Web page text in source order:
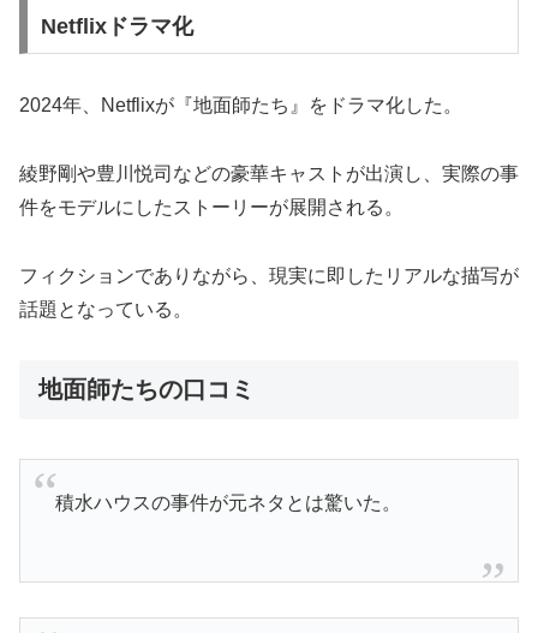
Netflixドラマ化
2024年、Netflixが『地面師たち』をドラマ化した。
綾野剛や豊川悦司などの豪華キャストが出演し、実際の事
件をモデルにしたストーリーが展開される。
フィクションでありながら、現実に即したリアルな描写が
話題となっている。
地面師たちの口コミ
積水ハウスの事件が元ネタとは驚いた。